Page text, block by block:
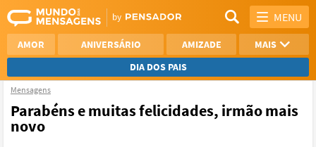
MENU
AMOR ANIVERSÁRIO AMIZADE
MAIS
DIA DOS PAIS
REFLEXÃO
AGRADECIMENTO
Mensagens
Parabéns e muitas felicidades, irmão mais
novo